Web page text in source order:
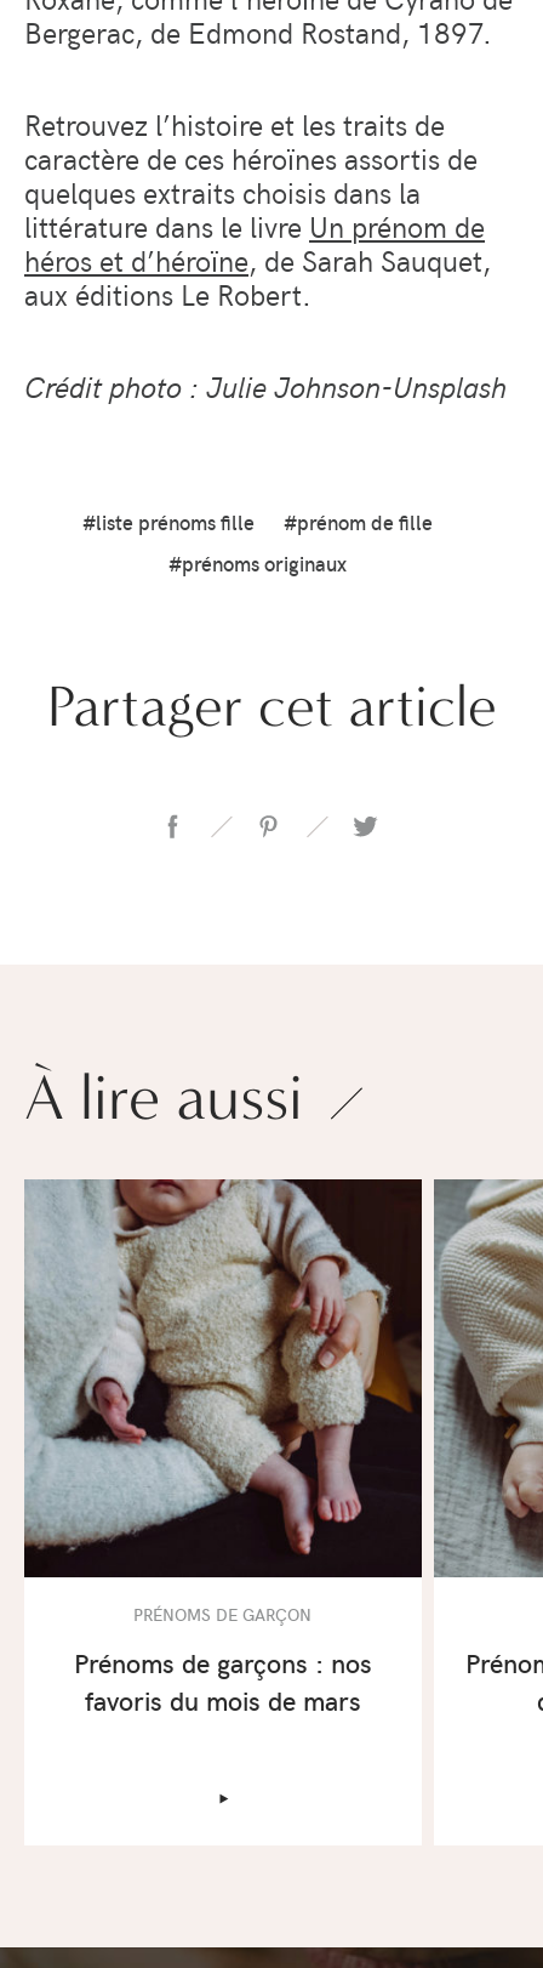
Bergerac, de Edmond Rostand, 1897.
Retrouvez l’histoire et les traits de
caractère de ces héroïnes assortis de
quelques extraits choisis dans la
littérature dans le livre Un prénom de
héros et d’héroïne, de Sarah Sauquet,
aux éditions Le Robert.
Crédit photo : Julie Johnson-Unsplash
#liste prénoms fille
#prénom de fille
#prénoms originaux
Partager cet article
À lire aussi
PRÉNOMS DE GARÇON
Prénoms de garçons : nos
favoris du mois de mars
‣